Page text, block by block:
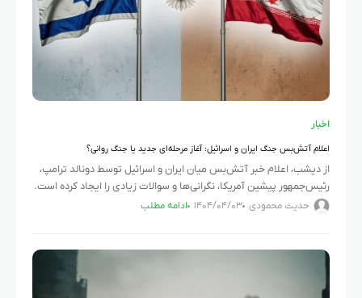
اخبار
اعلام آتش‌بس جنگ ایران و اسرائیل: آغاز مرحله‌ای جدید یا جنگ روانی؟
از دیشب، اعلام خبر آتش‌بس میان ایران و اسرائیل توسط دونالد ترامپ،
رئیس‌جمهور پیشین آمریکا، نگرانی‌ها و سوالات زیادی را ایجاد کرده است.
ترامپ در پیامی از یک آتش‌بس ۱۲
حدیث محمودی ۱۴۰۴/۰۴/۰۳ ادامه مطلب